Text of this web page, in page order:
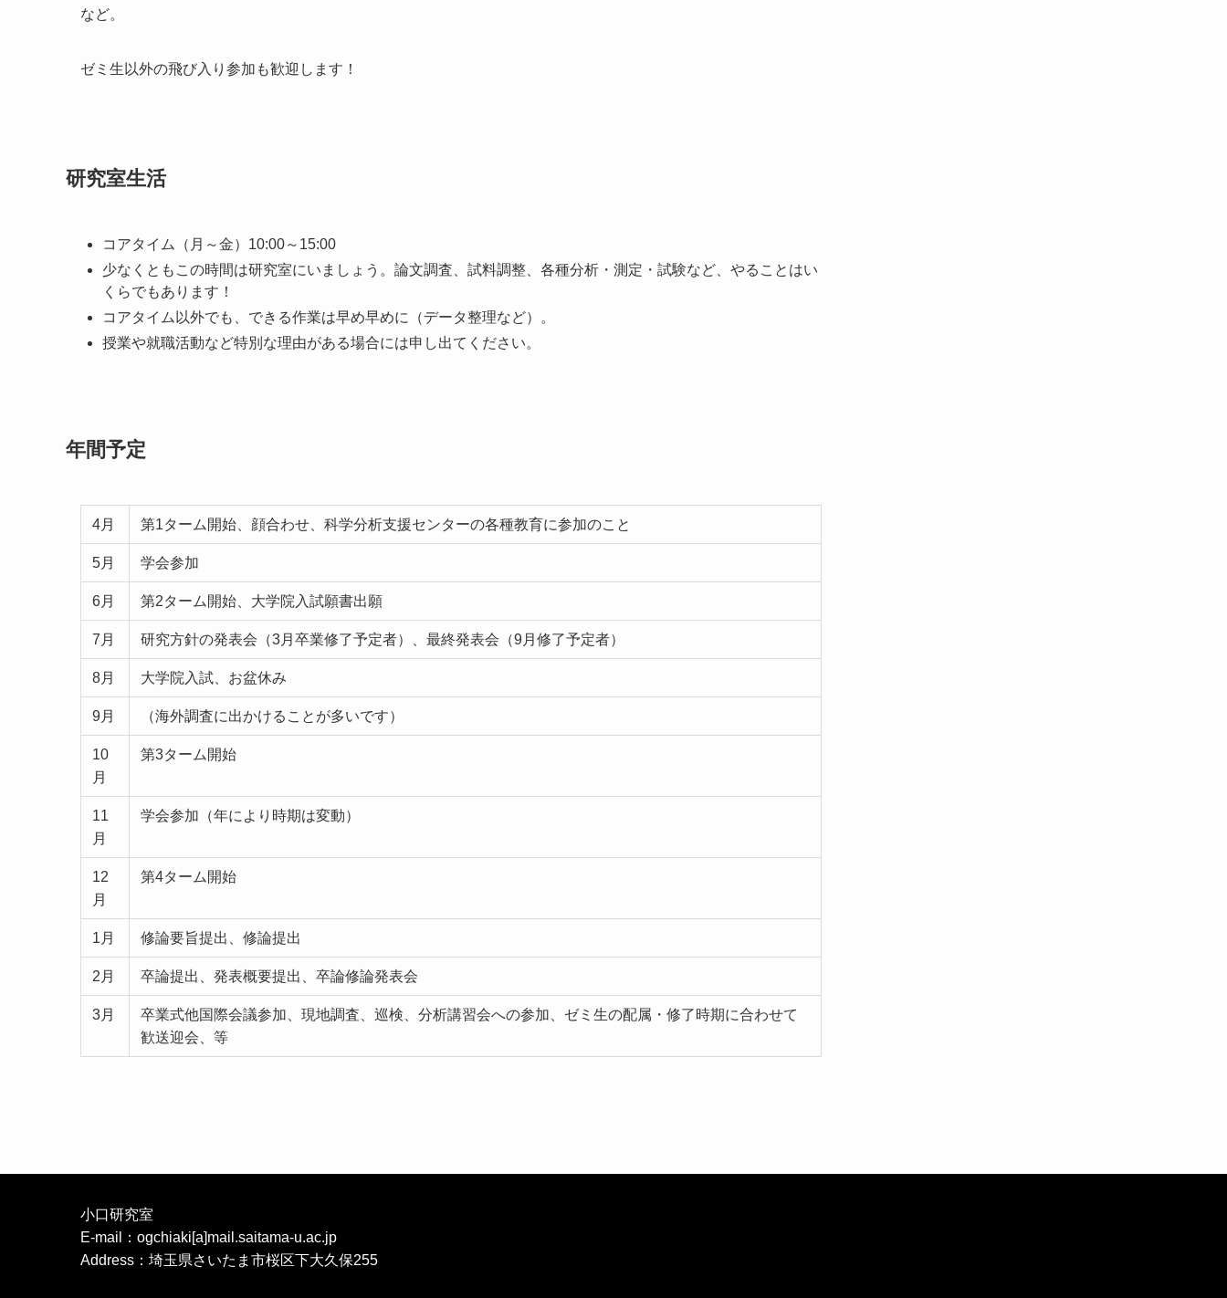
など。
ゼミ生以外の飛び入り参加も歓迎します！
研究室生活
コアタイム（月～金）10:00～15:00
少なくともこの時間は研究室にいましょう。論文調査、試料調整、各種分析・測定・試験など、やることはい
くらでもあります！
コアタイム以外でも、できる作業は早め早めに（データ整理など）。
授業や就職活動など特別な理由がある場合には申し出てください。
年間予定
4月 第1ターム開始、顔合わせ、科学分析支援センターの各種教育に参加のこと
5月 学会参加
6月 第2ターム開始、大学院入試願書出願
7月 研究方針の発表会（3月卒業修了予定者）、最終発表会（9月修了予定者）
8月 大学院入試、お盆休み
9月 （海外調査に出かけることが多いです）
10
月
第3ターム開始
11
月
学会参加（年により時期は変動）
12
月
第4ターム開始
1月 修論要旨提出、修論提出
2月 卒論提出、発表概要提出、卒論修論発表会
3月
卒業式他国際会議参加、現地調査、巡検、分析講習会への参加、ゼミ生の配属・修了時期に合わせて
歓送迎会、等
小口研究室
E-mail：ogchiaki[a]mail.saitama-u.ac.jp
Address：埼玉県さいたま市桜区下大久保255